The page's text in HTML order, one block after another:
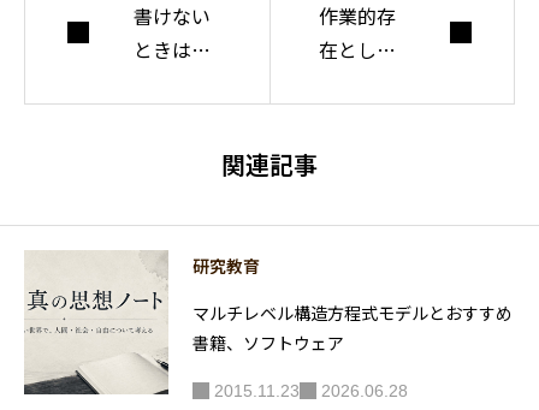
書けない
ときはど
作業的存
在として
関連記事
研究教育
マルチレベル構造方程式モデルとおすすめ
書籍、ソフトウェア
2015.11.23 2026.06.28